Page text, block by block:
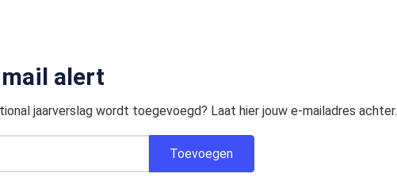
alert
jaarverslag wordt toegevoegd? Laat hier jouw e-mailadres achter.